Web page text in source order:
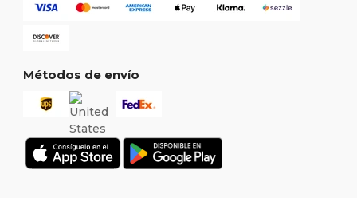
Métodos de envío